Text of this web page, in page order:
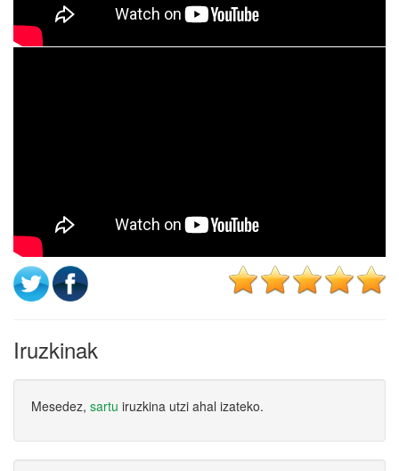
Iruzkinak
Mesedez, sartu iruzkina utzi ahal izateko.